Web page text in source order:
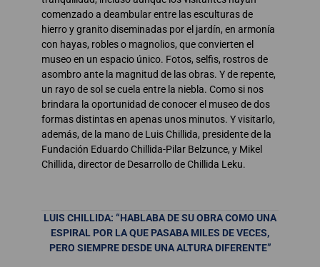
comenzado a deambular entre las esculturas de
hierro y granito diseminadas por el jardín, en armonía
con hayas, robles o magnolios, que convierten el
museo en un espacio único. Fotos, selfis, rostros de
asombro ante la magnitud de las obras. Y de repente,
un rayo de sol se cuela entre la niebla. Como si nos
brindara la oportunidad de conocer el museo de dos
formas distintas en apenas unos minutos. Y visitarlo,
además, de la mano de Luis Chillida, presidente de la
Fundación Eduardo Chillida-Pilar Belzunce, y Mikel
Chillida, director de Desarrollo de Chillida Leku.
LUIS CHILLIDA: “HABLABA DE SU OBRA COMO UNA
ESPIRAL POR LA QUE PASABA MILES DE VECES,
PERO SIEMPRE DESDE UNA ALTURA DIFERENTE”